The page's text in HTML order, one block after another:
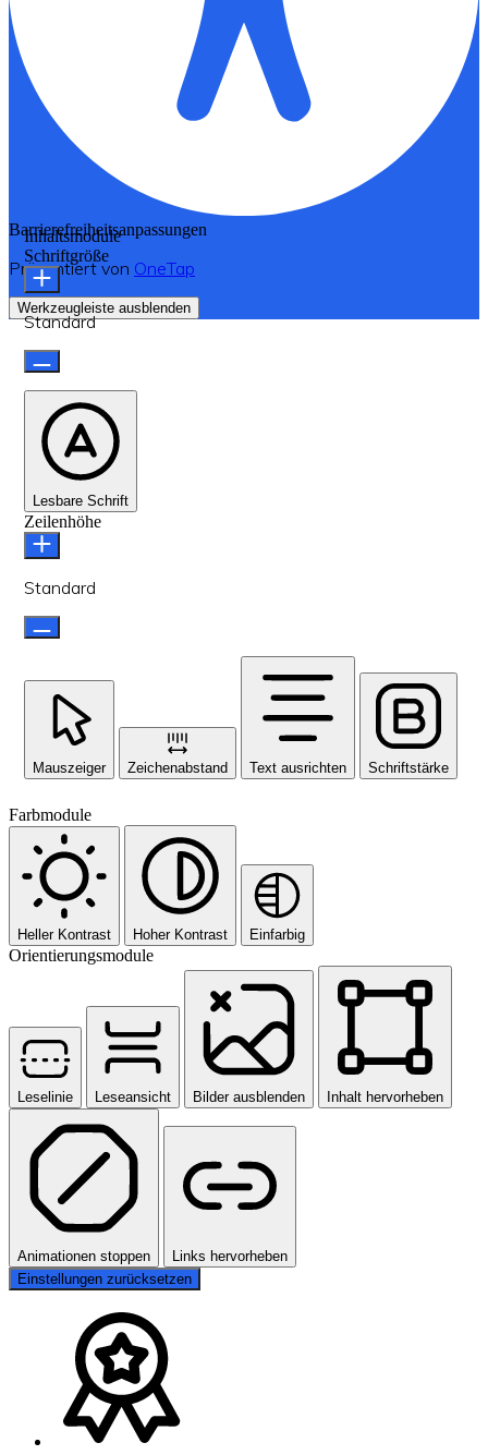
Barrierefreiheitsanpassungen
Präsentiert von OneTap
Werkzeugleiste ausblenden
Inhaltsmodule
Schriftgröße
Standard
Lesbare Schrift
Zeilenhöhe
Standard
Mauszeiger Zeichenabstand Text ausrichten Schriftstärke
Farbmodule
Heller Kontrast Hoher Kontrast Einfarbig
Orientierungsmodule
Leselinie Leseansicht Bilder ausblenden Inhalt hervorheben
Animationen stoppen
Links hervorheben
Einstellungen zurücksetzen